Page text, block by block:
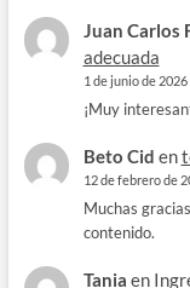
Juan Carlos
adecuada
1 de junio de 2026
¡Muy
Beto Cid en
12 de febrero de
Muchas
contenido.
Tania en